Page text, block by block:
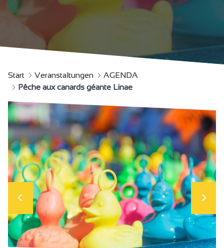
Start Veranstaltungen
AGENDA
Pêche aux canards géante Linae